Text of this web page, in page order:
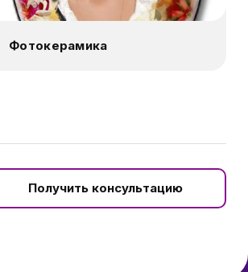
Фотокерамика
Получить консультацию